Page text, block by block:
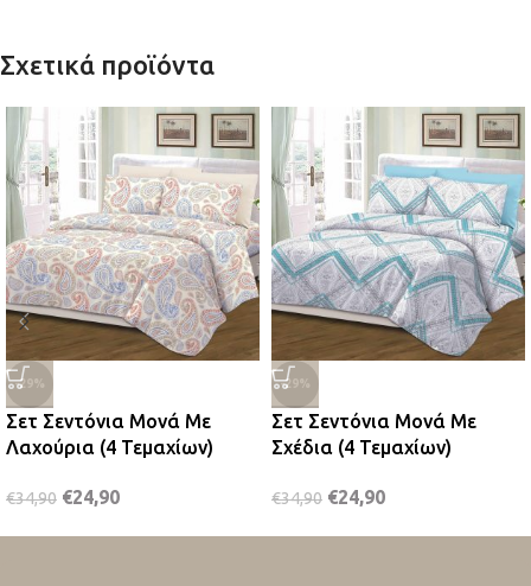
Σχετικά προϊόντα
-29%
Σετ Σεντόνια Μονά Με
Λαχούρια (4 Τεμαχίων)
€34,90 €24,90
-29%
Σετ Σεντόνια Μονά Με
Σχέδια (4 Τεμαχίων)
€34,90 €24,90